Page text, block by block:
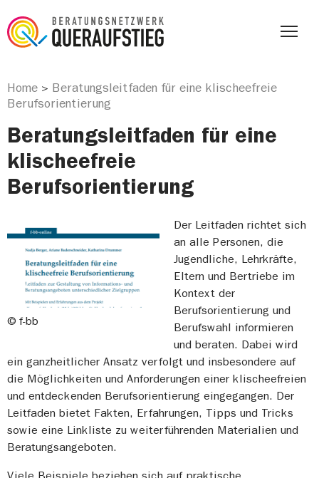
Home > Beratungsleitfaden für eine klischeefreie
Berufsorientierung
Beratungsleitfaden für eine
klischeefreie
Berufsorientierung
© f-bb
Der Leitfaden richtet sich
an alle Personen, die
Jugendliche, Lehrkräfte,
Eltern und Bertriebe im
Kontext der
Berufsorientierung und
Berufswahl informieren
und beraten. Dabei wird
ein ganzheitlicher Ansatz verfolgt und insbesondere auf
die Möglichkeiten und Anforderungen einer klischeefreien
und entdeckenden Berufsorientierung eingegangen. Der
Leitfaden bietet Fakten, Erfahrungen, Tipps und Tricks
sowie eine Linkliste zu weiterführenden Materialien und
Beratungsangeboten.